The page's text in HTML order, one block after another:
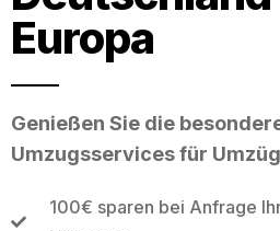
Europa
Genießen Sie die
Umzugsservices für
100€ sparen bei Anfrage